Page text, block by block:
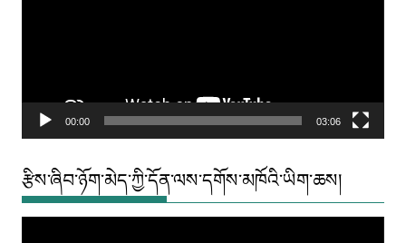
00:00 03:06
རྩིས་ཞིབ་ཉོག་མེད་ཀྱི་དོན་ལས་དགོས་མཁོའི་ཡིག་ཆས།